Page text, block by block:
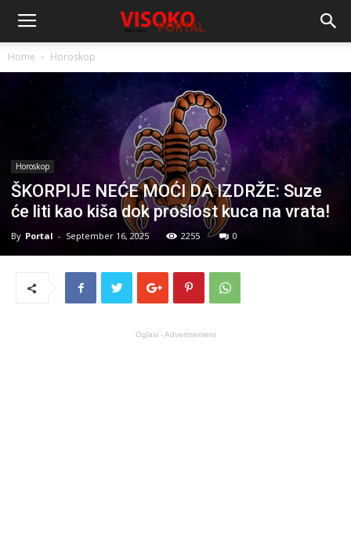
Home Horoskop
Horoskop
ŠKORPIJE NEĆE MOĆI DA IZDRŽE: Suze
će liti kao kiša dok prošlost kuca na vrata!
By Portal - September 16, 2025 2255 0
Oglasi - Advertisement